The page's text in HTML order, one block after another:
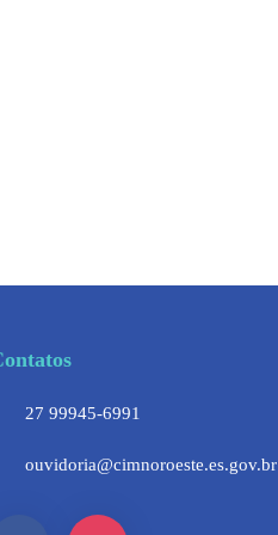
27 99945-6991
ouvidoria@cimnoroeste.es.gov.br